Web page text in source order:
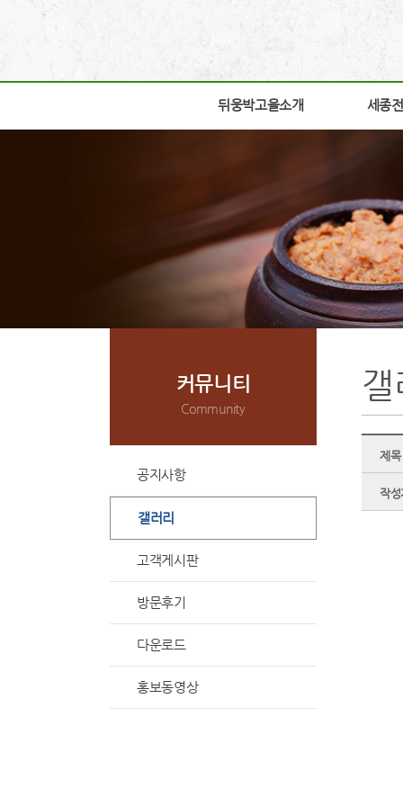
뒤웅박고을소개 세종
뒤웅박고을소개 세종
뒤웅박웹툰
찾아오시는길
학술연
자료실
열린공
커뮤니티
Community
공지사항
갤러리
고객게시판
방문후기
다운로드
홍보동영상
갤
제목
작성